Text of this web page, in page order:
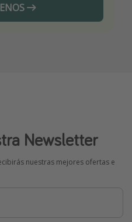
Newsletter
nuestras mejores ofertas e